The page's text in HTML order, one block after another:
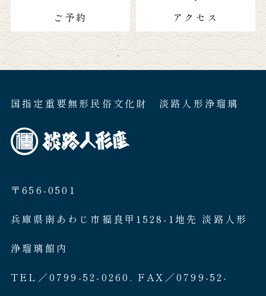
ご予約 アクセス
国指定重要無形民俗文化財 淡路人形浄瑠璃
〒656-0501
兵庫県南あわじ市福良甲1528-1地先 淡路人形
浄瑠璃館内
TEL／0799-52-0260. FAX／0799-52-